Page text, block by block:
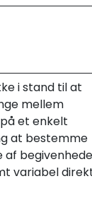
i stand til at
mellem
et enkelt
at bestemme
variabel